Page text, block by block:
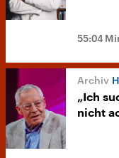
55:04
„Ich
nicht